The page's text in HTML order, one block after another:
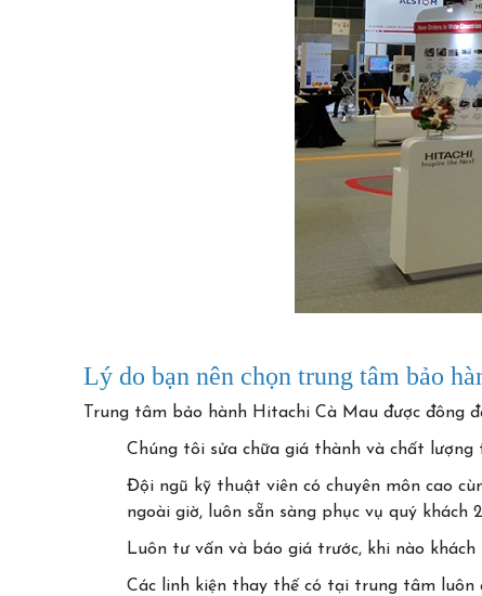
Lý do bạn nên chọn trung tâm bảo
Trung tâm bảo hành Hitachi Cà Mau được đông
Chúng tôi sửa chữa giá thành và chất lượng
Đội ngũ kỹ thuật viên có chuyên môn cao
ngoài giờ, luôn sẵn sàng phục vụ quý khách
Luôn tư vấn và báo giá trước, khi nào
Các linh kiện thay thế có tại trung tâm luôn